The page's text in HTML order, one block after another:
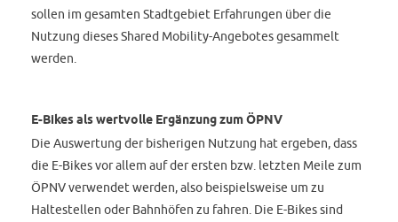
sollen im gesamten Stadtgebiet Erfahrungen über die
Nutzung dieses Shared Mobility-Angebotes gesammelt
werden.
E-Bikes als wertvolle Ergänzung zum ÖPNV
Die Auswertung der bisherigen Nutzung hat ergeben, dass
die E-Bikes vor allem auf der ersten bzw. letzten Meile zum
ÖPNV verwendet werden, also beispielsweise um zu
Haltestellen oder Bahnhöfen zu fahren. Die E-Bikes sind